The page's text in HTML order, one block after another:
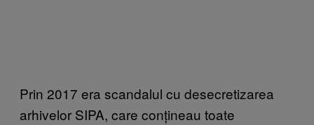
Prin 2017 era scandalul cu desecretizarea
arhivelor SIPA, care conțineau toate